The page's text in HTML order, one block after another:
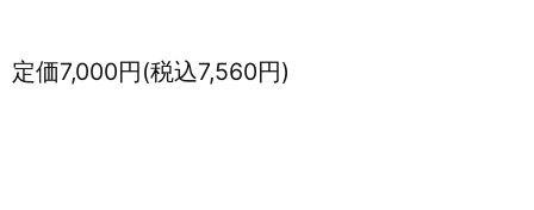
定価7,000円(税込7,560円)